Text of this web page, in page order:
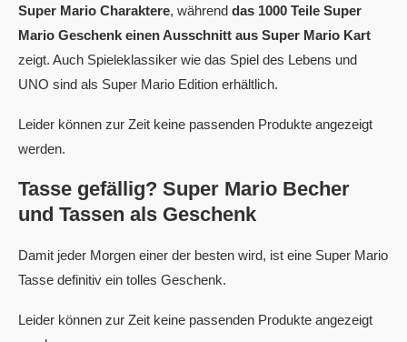
Super Mario Charaktere, während das 1000 Teile Super
Mario Geschenk einen Ausschnitt aus Super Mario Kart
zeigt. Auch Spieleklassiker wie das Spiel des Lebens und
UNO sind als Super Mario Edition erhältlich.
Leider können zur Zeit keine passenden Produkte angezeigt
werden.
Tasse gefällig? Super Mario Becher
und Tassen als Geschenk
Damit jeder Morgen einer der besten wird, ist eine Super Mario
Tasse definitiv ein tolles Geschenk.
Leider können zur Zeit keine passenden Produkte angezeigt